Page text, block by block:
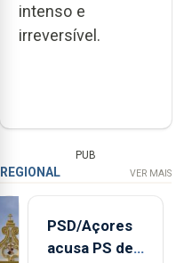
intenso e
irreversível.
PUB
REGIONAL VER MAIS
PSD/Açores
acusa PS de